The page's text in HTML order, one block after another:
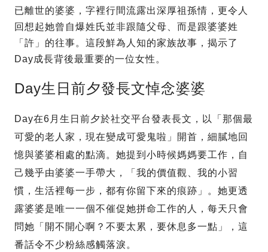
已離世的婆婆，字裡行間流露出深厚祖孫情，更令人
回想起她曾自爆姓氏並非跟隨父母、而是跟婆婆姓
「許」的往事。這段鮮為人知的家族故事，揭示了
Day成長背後最重要的一位女性。
Day生日前夕發長文悼念婆婆
Day在6月生日前夕於社交平台發表長文，以「那個最
可愛的老人家，現在變成可愛鬼啦」開首，細膩地回
憶與婆婆相處的點滴。她提到小時候媽媽要工作，自
己幾乎由婆婆一手帶大，「我的價值觀、我的小習
慣，生活裡每一步，都有你留下來的痕跡」。她更透
露婆婆是唯一一個不催促她拼命工作的人，每天只會
問她「開不開心啊？不要太累，要休息多一點」，這
番話令不少粉絲感觸落淚。